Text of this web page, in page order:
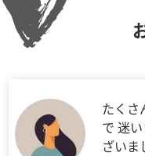
たくさ
で 迷
ざいま